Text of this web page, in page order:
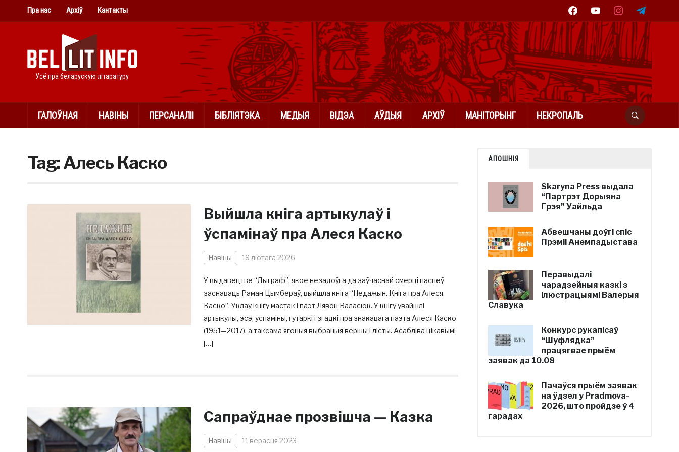
facebookyoutube instagramtelegram
Пра нас Архіў Кантакты
Усё пра беларускую літаратуру
ГАЛОЎНАЯ НАВІНЫ ПЕРСАНАЛІІ БІБЛІЯТЭКА МЕДЫЯ ВІДЭА АЎДЫЯ АРХІЎ МАНІТОРЫНГ НЕКРОПАЛЬ
Tag:Алесь Каско
Выйшла кніга артыкулаў і
ўспамінаў пра Алеся Каско
Навіны 19 лютага 2026
У выдавецтве “Дыграф”, якое незадоўга да заўчаснай смерці паспеў
заснаваць Раман Цымбераў, выйшла кніга “Недажын. Кніга пра Алеся
Каско”. Уклаў кнігу мастак і паэт Лявон Валасюк. У кнігу ўвайшлі
артыкулы, эсэ, успаміны, гутаркі і згадкі пра знакавага паэта Алеся Каско
(1951—2017), а таксама ягоныя выбраныя вершы і лісты. Асабліва цікавымі
[…]
Сапраўднае прозвішча — Казка
Навіны 11 верасня 2023
АПОШНІЯ
Skaryna Press выдала
“Партрэт Дорыяна
Грэя” Уайльда
Абвешчаны доўгі спіс
Прэміі Анемпадыстава
Перавыдалі
чарадзейныя казкі з
ілюстрацыямі Валерыя
Славука
Конкурс рукапісаў
“Шуфлядка”
працягвае прыём
заявак да 10.08
Пачаўся прыём заявак
на ўдзел у Pradmova-
2026, што пройдзе ў 4
гарадах